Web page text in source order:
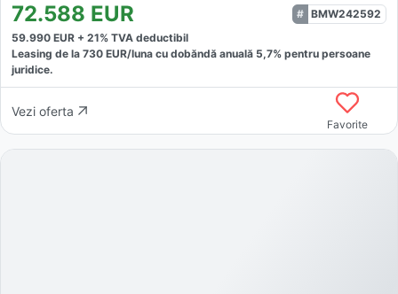
72.588 EUR
BMW242592
59.990 EUR + 21% TVA deductibil
Leasing de la 730 EUR/luna cu dobăndă anuală 5,7% pentru persoane
juridice.
Vezi oferta
Favorite